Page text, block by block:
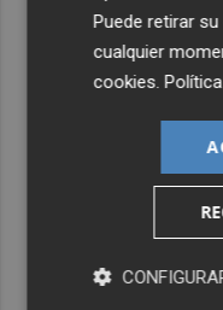
Puede retirar
cualquier
cookies .